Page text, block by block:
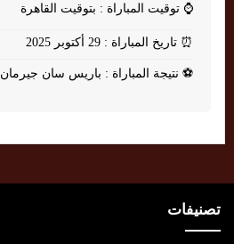
⌚ توقيت المباراة : بتوقيت القاهرة
⏰ تاريخ المباراة : 29 أكتوبر 2025
⚽ نتيجة المباراة : باريس سان جيرمان 0 - 0 لوريان
تصنيفات